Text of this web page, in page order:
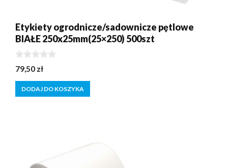
Etykiety ogrodnicze/sadownicze pętlowe
BIAŁE 250x25mm(25×250) 500szt
0
z
5
79,50 zł
DODAJ DO KOSZYKA